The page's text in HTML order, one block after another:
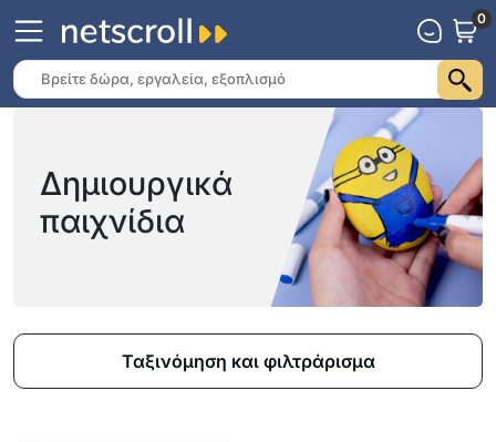
0
Δημιουργικά
παιχνίδια
Ταξινόμηση και φιλτράρισμα